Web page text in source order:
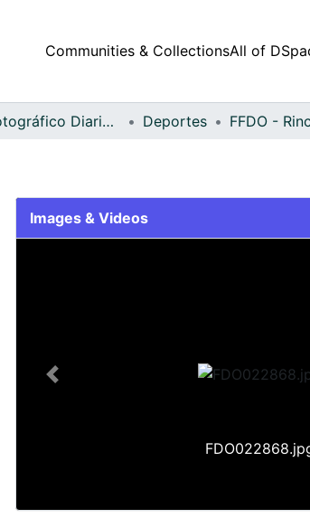
Communities & CollectionsAll of
Fondo Fotográfico Diario Occidente Deportes
Images & Videos
Previous